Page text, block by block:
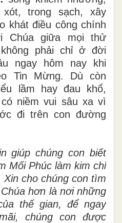
trong sạch, xây
khát điều công chính
Chúa giữa mọi thử
phải chỉ ở đời
ngay hôm nay khi
Tin Mừng. Dù còn
lầm hay đau khổ,
niềm vui sâu xa vì
đi trên con đường
giúp chúng con biết
Mối Phúc làm kim chỉ
cho chúng con tìm
hơn là nơi những
thế gian, để ngay
chúng con được